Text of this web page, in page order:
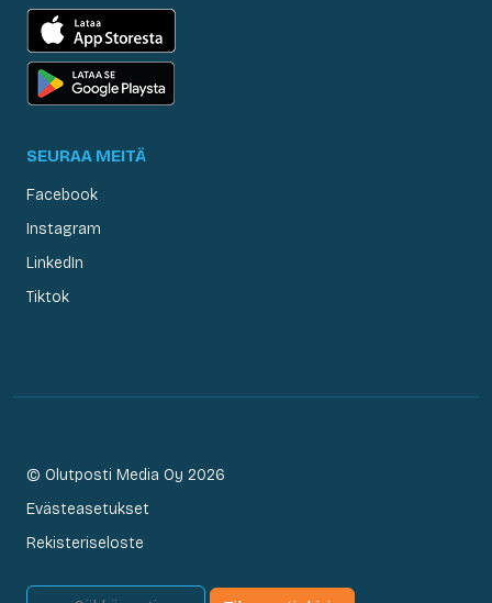
SEURAA MEITÄ
Facebook
Instagram
LinkedIn
Tiktok
© Olutposti Media Oy 2026
Evästeasetukset
Rekisteriseloste